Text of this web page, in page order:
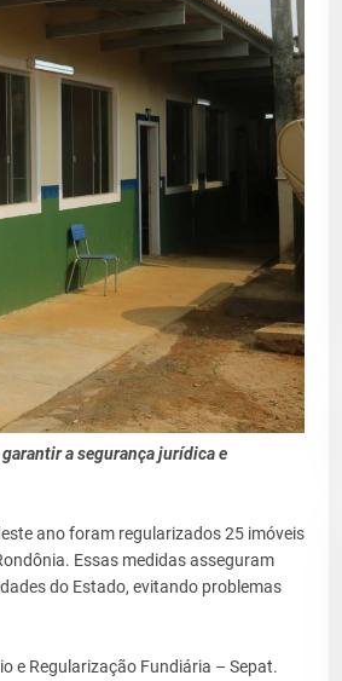
a segurança jurídica e
ano foram regularizados 25 imóveis
Essas medidas asseguram
do Estado, evitando problemas
e Regularização Fundiária – Sepat.